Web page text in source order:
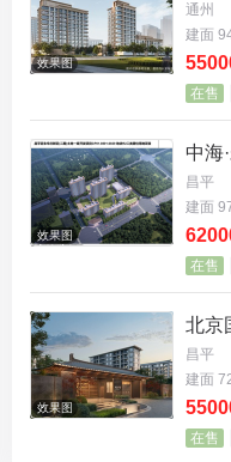
此外还有一个更能凸
元境得房率最高能给
型。
海宸元境规划了11栋
率2.1，是海淀近年来
但项目最核心的卖点
众所周知，海淀新盘
宸元境却通过超大飘
5%-90%，其中99㎡
这意味着，99㎡的户
效果图
通州
建面
在售
效果图
中海
昌平
建面
在售
效果图
北京
昌平
建面
在售